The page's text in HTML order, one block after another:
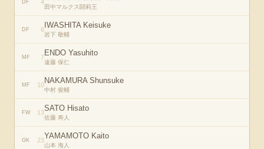
DF 4
田中マルクス闘莉王
DF 6 IWASHITA Keisuke
岩下 敬輔
MF 7ENDO Yasuhito
遠藤 保仁
MF 10NAKAMURA Shunsuke
中村 俊輔
FW 13SATO Hisato
佐藤 寿人
GK 23YAMAMOTO Kaito
山本 海人